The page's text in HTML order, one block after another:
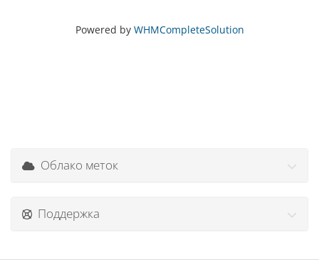
Powered by WHMCompleteSolution
Облако меток
Поддержка